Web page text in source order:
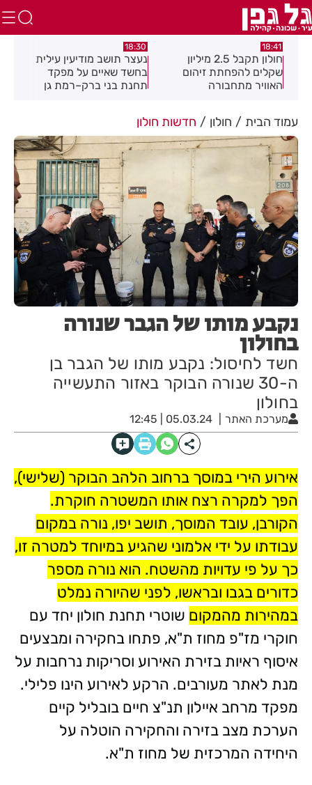
18:41
חולון תקבל 2.5 מיליון
שקלים להפחתת זיהום
האוויר מתחבורה
18:30
נעצר תושב מודיעין עילית
בחשד שאיים על מפקד
תחנת בני ברק–רמת גן
עמוד הבית חולון חדשות חולון
נקבע מותו של הגבר שנורה
בחולון
חשד לחיסול: נקבע מותו של הגבר בן
ה-30 שנורה הבוקר באזור התעשייה
בחולון
מערכת האתר 05.03.24 | 12:45
אירוע הירי במוסך ברחוב הלהב הבוקר (שלישי),
הפך למקרה רצח אותו המשטרה חוקרת.
הקורבן, עובד המוסך, תושב יפו, נורה במקום
עבודתו על ידי אלמוני שהגיע במיוחד למטרה זו,
כך על פי עדויות מהשטח. הוא נורה מספר
כדורים בגבו ובראשו, לפני שהיורה נמלט
במהירות מהמקום שוטרי תחנת חולון יחד עם
חוקרי מז"פ מחוז ת"א, פתחו בחקירה ומבצעים
איסוף ראיות בזירת האירוע וסריקות נרחבות על
מנת לאתר מעורבים. הרקע לאירוע הינו פלילי.
מפקד מרחב איילון תנ"צ חיים בובליל קיים
הערכת מצב בזירה והחקירה הוטלה על
היחידה המרכזית של מחוז ת"א.